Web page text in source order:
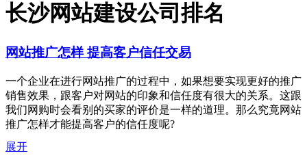
长沙网站建设公司排名
网站推广怎样 提高客户信任交易
一个企业在进行网站推广的过程中，如果想要实现更好的推广
销售效果，跟客户对网站的印象和信任度有很大的关系。这跟
我们网购时会看别的买家的评价是一样的道理。那么究竟网站
推广怎样才能提高客户的信任度呢?
展开